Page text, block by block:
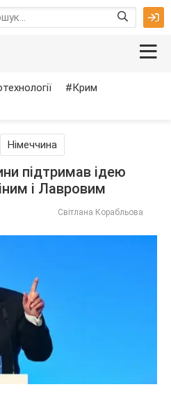
Крим
Німеччина
підтримав ідею
і Лавровим
Світлана Корабльова